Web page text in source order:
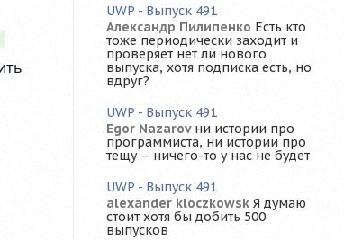
UWP - Выпуск 491
Александр Пилипенко Есть кто
тоже периодически заходит и
проверяет нет ли нового
выпуска, хотя подписка есть, но
вдруг?
UWP - Выпуск 491
Egor Nazarov ни истории про
программиста, ни истории про
тещу – ничего-то у нас не будет
UWP - Выпуск 491
alexander kloczkowsk Я думаю
стоит хотя бы добить 500
выпусков